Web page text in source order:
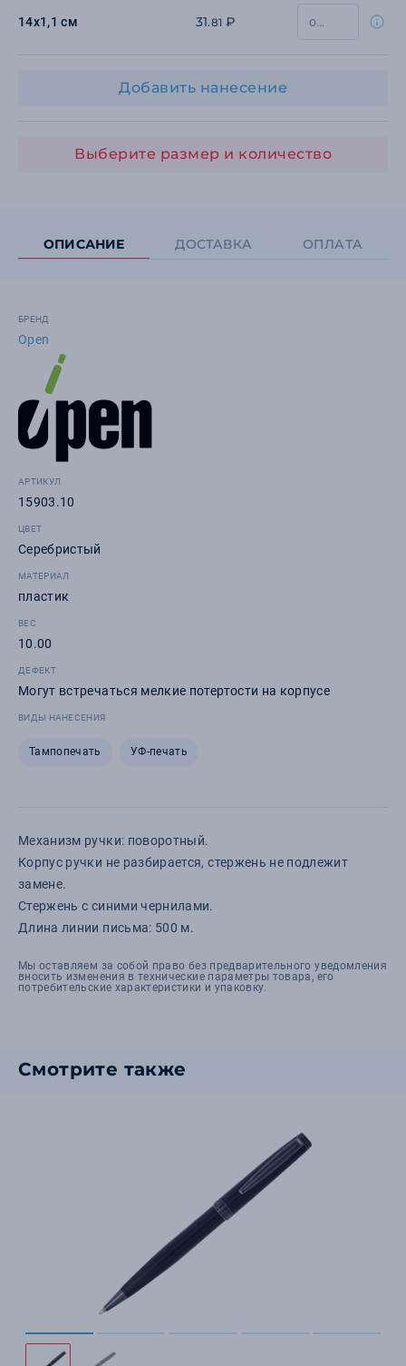
14x1,1 см 31.81 ₽
Добавить нанесение
Выберите размер и количество
ОПИСАНИЕ ДОСТАВКА ОПЛАТА
БРЕНД
Open
АРТИКУЛ
15903.10
ЦВЕТ
Серебристый
МАТЕРИАЛ
пластик
ВЕС
10.00
ДЕФЕКТ
Могут встречаться мелкие потертости на корпусе
ВИДЫ НАНЕСЕНИЯ
Тампопечать УФ-печать
Механизм ручки: поворотный.
Корпус ручки не разбирается, стержень не подлежит
замене.
Стержень с синими чернилами.
Длина линии письма: 500 м.
Мы оставляем за собой право без предварительного уведомления
вносить изменения в технические параметры товара, его
потребительские характеристики и упаковку.
Смотрите также